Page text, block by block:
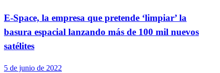
E-Space, la empresa que pretende ‘limpiar’ la
basura espacial lanzando más de 100 mil nuevos
satélites
5 de junio de 2022